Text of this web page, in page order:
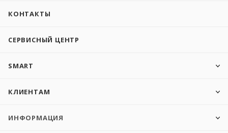
КОНТАКТЫ
СЕРВИСНЫЙ ЦЕНТР
SMART
КЛИЕНТАМ
ИНФОРМАЦИЯ